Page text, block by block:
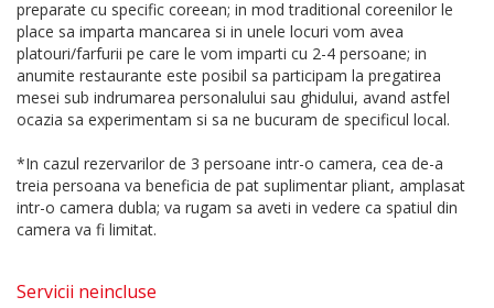
preparate cu specific coreean; in mod traditional coreenilor le
place sa imparta mancarea si in unele locuri vom avea
platouri/farfurii pe care le vom imparti cu 2-4 persoane; in
anumite restaurante este posibil sa participam la pregatirea
mesei sub indrumarea personalului sau ghidului, avand astfel
ocazia sa experimentam si sa ne bucuram de specificul local.
*In cazul rezervarilor de 3 persoane intr-o camera, cea de-a
treia persoana va beneficia de pat suplimentar pliant, amplasat
intr-o camera dubla; va rugam sa aveti in vedere ca spatiul din
camera va fi limitat.
Servicii neincluse